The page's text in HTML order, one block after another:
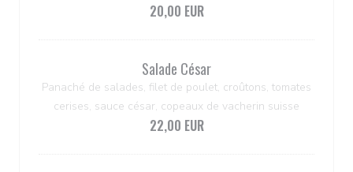
20,00 EUR
Salade César
Panaché de salades, filet de poulet, croûtons, tomates
cerises, sauce césar, copeaux de vacherin suisse
22,00 EUR